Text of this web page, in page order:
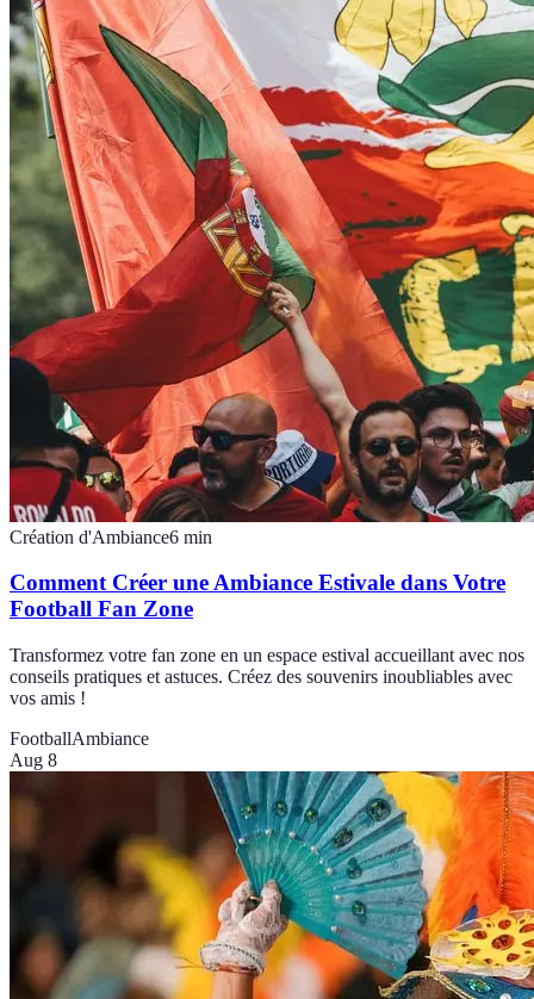
Création d'Ambiance6 min
Comment Créer une Ambiance Estivale dans Votre
Football Fan Zone
Transformez votre fan zone en un espace estival accueillant avec nos
conseils pratiques et astuces. Créez des souvenirs inoubliables avec
vos amis !
FootballAmbiance
Aug 8